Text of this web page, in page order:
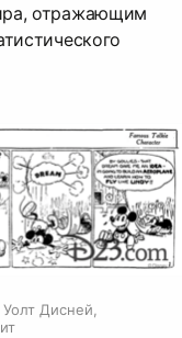
отражающим
Дисней,